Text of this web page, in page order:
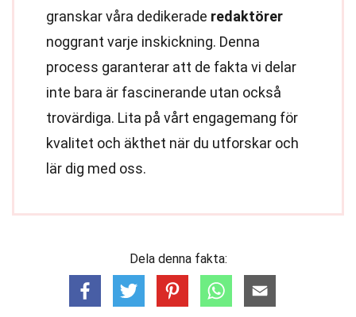
granskar våra dedikerade redaktörer
noggrant varje inskickning. Denna
process garanterar att de fakta vi delar
inte bara är fascinerande utan också
trovärdiga. Lita på vårt engagemang för
kvalitet och äkthet när du utforskar och
lär dig med oss.
Dela denna fakta: